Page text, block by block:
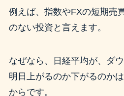
例えば、指数やFXの短期売
のない投資と言えます。
なぜなら、日経平均が、ダ
明日上がるのか下がるのか
からです。